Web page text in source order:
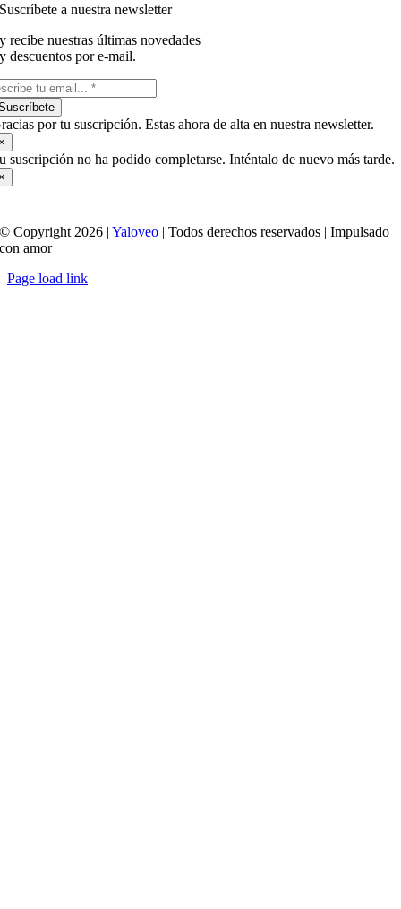
Suscríbete a nuestra newsletter
y recibe nuestras últimas novedades
y descuentos por e-mail.
por tu suscripción. Estas ahora de alta en nuestra newsletter.
suscripción no ha podido completarse. Inténtalo de nuevo más tarde.
© Copyright 2026 |Yaloveo | Todos derechos reservados | Impulsado
con amor
Page load link